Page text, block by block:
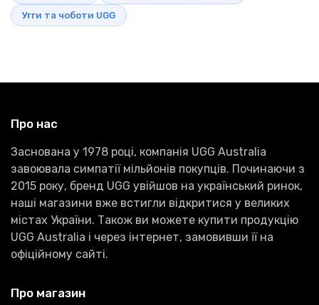
Угги та чоботи UGG
Про нас
Заснована у 1978 році, компанія UGG Australia
завоювала симпатії мільйонів покупців. Починаючи з
2015 року, бренд UGG увійшов на український ринок,
наші магазини вже встигли відкритися у великих
містах України. Також ви можете купити продукцію
UGG Australia і через інтернет, замовивши її на
офіційному сайті.
Про магазин